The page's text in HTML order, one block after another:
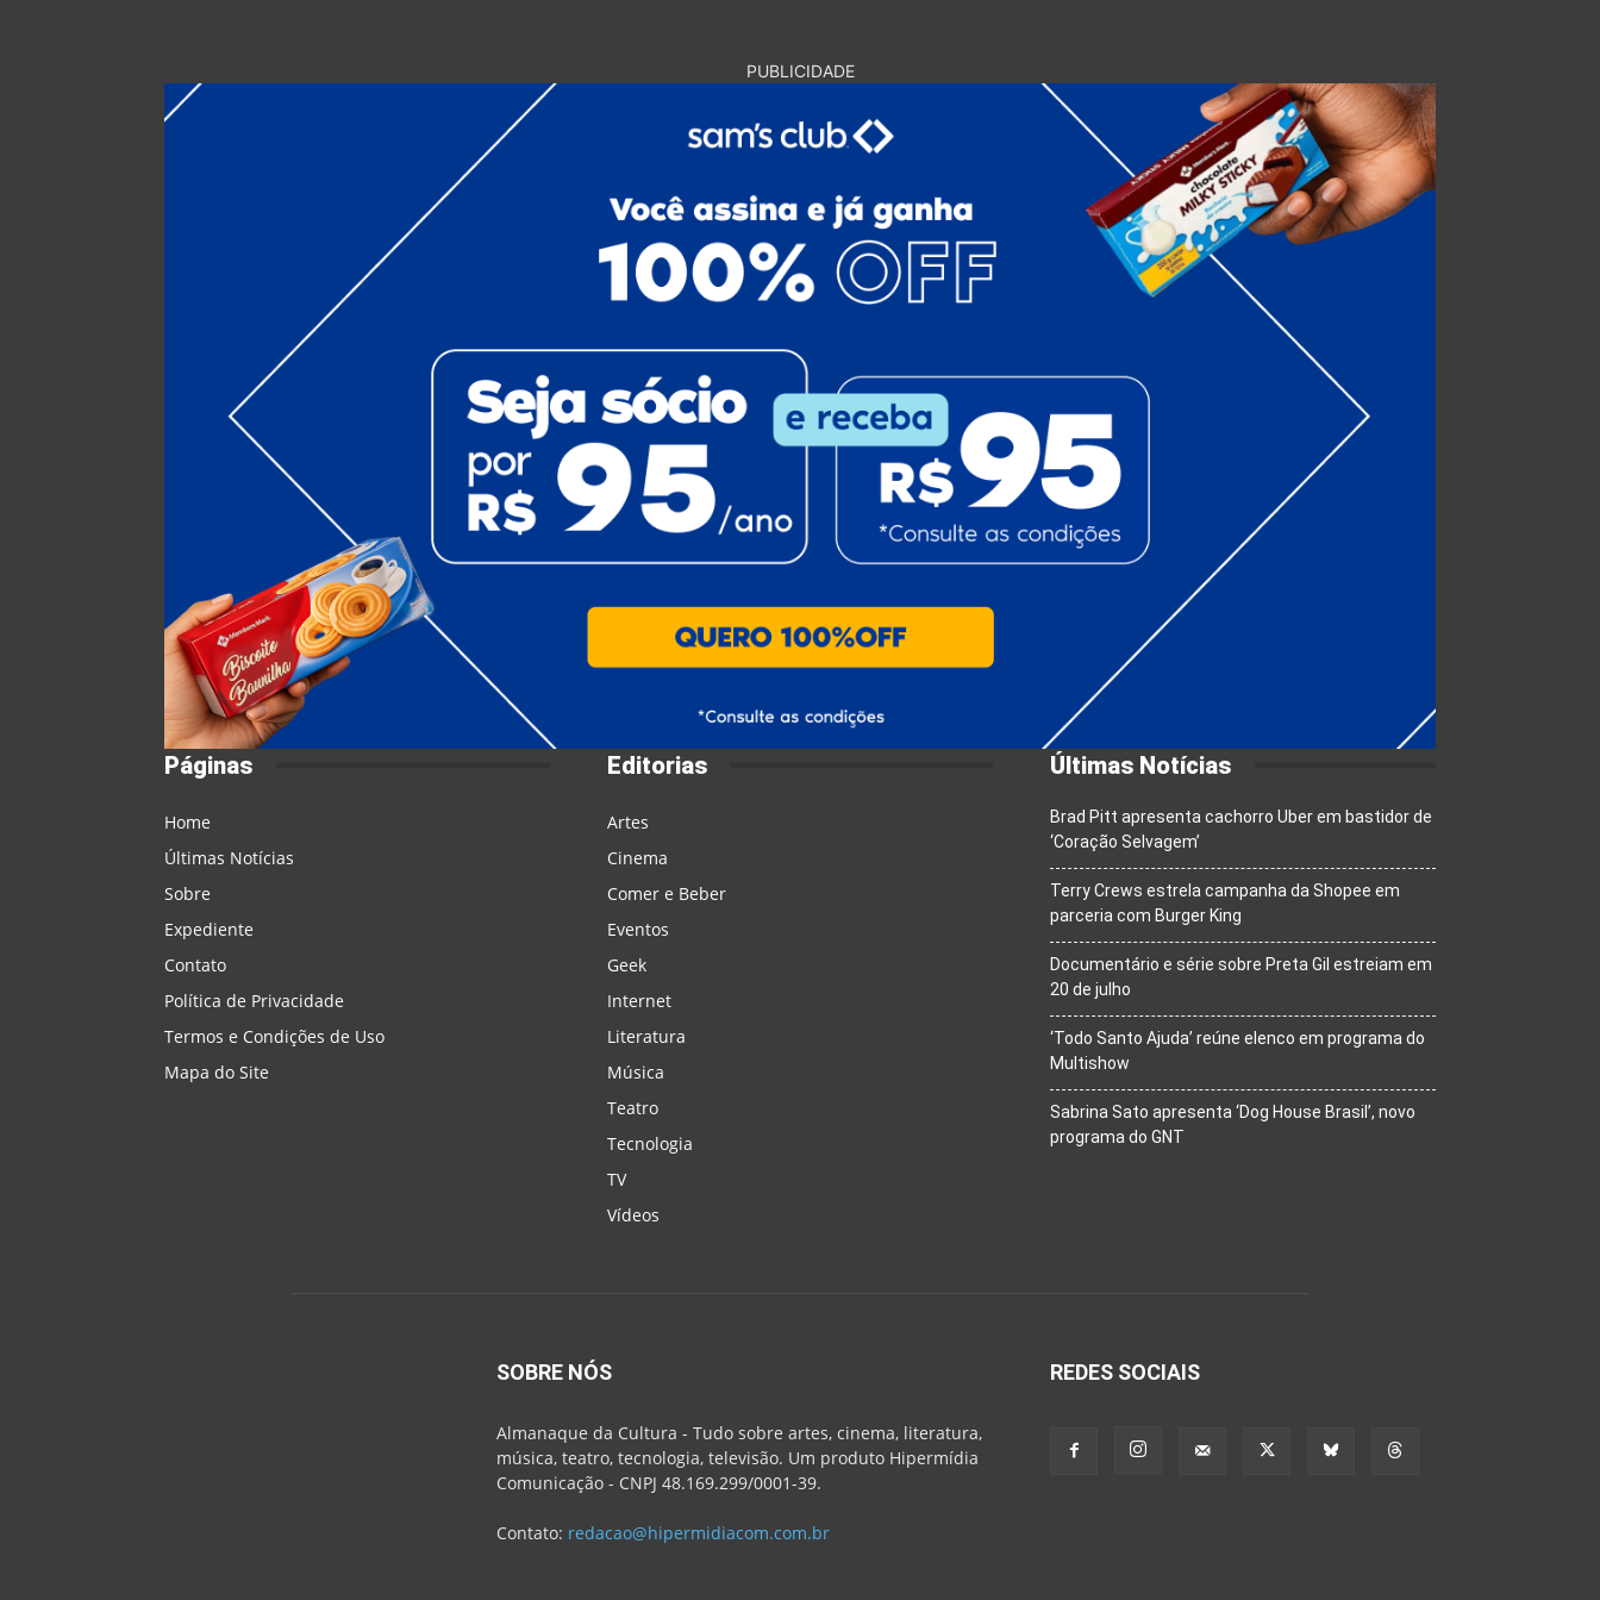
PUBLICIDADE
Páginas
Home
Últimas Notícias
Sobre
Expediente
Contato
Política de Privacidade
Termos e Condições de Uso
Mapa do Site
Editorias
Artes
Cinema
Comer e Beber
Eventos
Geek
Internet
Literatura
Música
Teatro
Tecnologia
TV
Vídeos
Últimas Notícias
Brad Pitt apresenta cachorro Uber em bastidor de
‘Coração Selvagem’
Terry Crews estrela campanha da Shopee em
parceria com Burger King
Documentário e série sobre Preta Gil estreiam em
20 de julho
‘Todo Santo Ajuda’ reúne elenco em programa do
Multishow
Sabrina Sato apresenta ‘Dog House Brasil’, novo
programa do GNT
SOBRE NÓS
Almanaque da Cultura - Tudo sobre artes, cinema, literatura,
música, teatro, tecnologia, televisão. Um produto Hipermídia
Comunicação - CNPJ 48.169.299/0001-39.
Contato: redacao@hipermidiacom.com.br
REDES SOCIAIS